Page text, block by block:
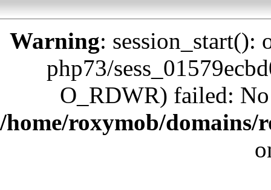
Warning: session_start():
php73/
O_RDWR) failed:
/home/roxymob/